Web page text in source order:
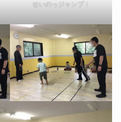
せいのっジャンプ！